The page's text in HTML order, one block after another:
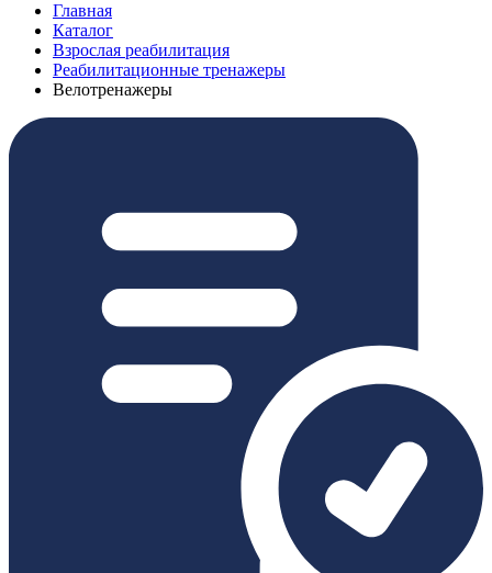
Главная
Каталог
Взрослая реабилитация
Реабилитационные тренажеры
Велотренажеры